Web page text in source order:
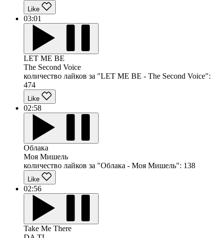
Like
03:01
LET ME BE
The Second Voice
количество лайков за "LET ME BE - The Second Voice":
474
Like
02:58
Облака
Моя Мишель
количество лайков за "Облака - Моя Мишель": 138
Like
02:56
Take Me There